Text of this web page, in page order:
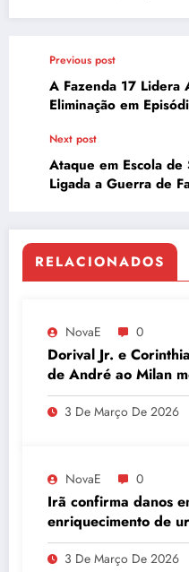
Previous post
A Fazenda 17 Lidera
Eliminação em
Next post
Ataque em Escola
Ligada a Guerra de
RELACIONADOS
NovaE 0
Dorival Jr. e
de André ao Milan
São Jorge
3 De Março De 2026
NovaE 0
Irã confirma danos
enriquecimento de
embaixador evita
quantidade de
3 De Março De 2026